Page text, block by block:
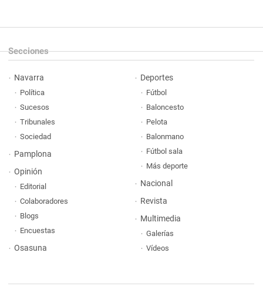
Secciones
Navarra
Política
Sucesos
Tribunales
Sociedad
Pamplona
Opinión
Editorial
Colaboradores
Blogs
Encuestas
Osasuna
Deportes
Fútbol
Baloncesto
Pelota
Balonmano
Fútbol sala
Más deporte
Nacional
Revista
Multimedia
Galerías
Vídeos